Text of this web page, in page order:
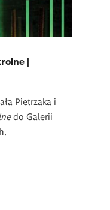
|
Pietrzaka i
do Galerii